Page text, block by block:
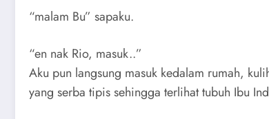
“malam Bu” sapaku.
“en nak Rio, masuk..”
Aku pun langsung masuk kedalam rumah,
yang serba tipis sehingga terlihat tubuh Ibu